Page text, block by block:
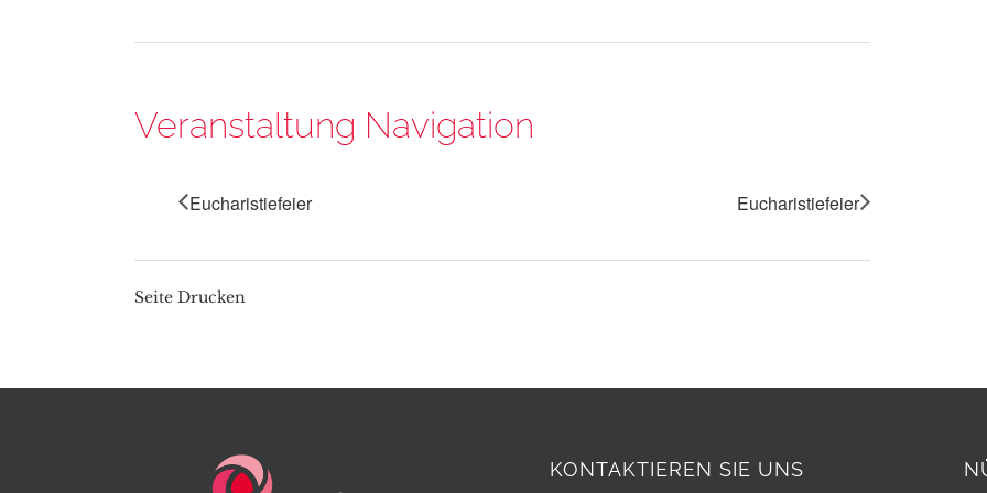
Veranstaltung Navigation
Eucharistiefeier Eucharistiefeier
Seite Drucken
KONTAKTIEREN SIE UNS